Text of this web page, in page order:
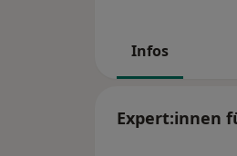
Infos
Expert:innen